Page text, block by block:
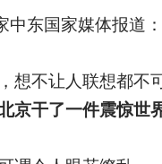
东国家媒体报道：
想不让人联想都不
京干了一件震惊世